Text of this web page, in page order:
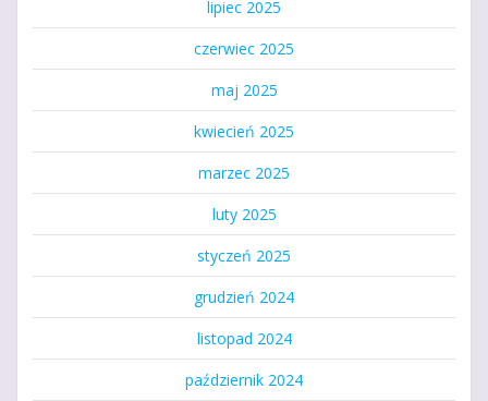
lipiec 2025
czerwiec 2025
maj 2025
kwiecień 2025
marzec 2025
luty 2025
styczeń 2025
grudzień 2024
listopad 2024
październik 2024